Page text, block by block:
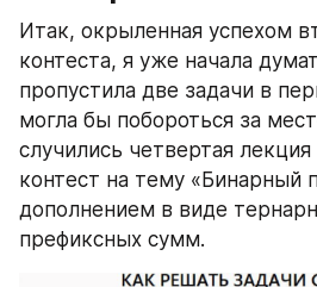
Итак, окрыленная успехом
контеста, я уже начала
пропустила две задачи в
могла бы побороться за
случились четвертая
контест на тему «Бинарный
дополнением в виде
префиксных сумм.